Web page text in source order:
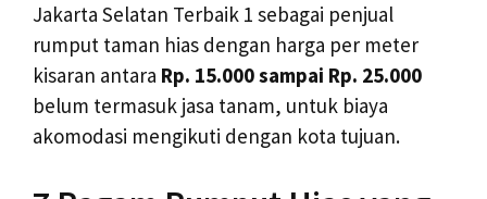
Jakarta Selatan Terbaik 1 sebagai penjual
rumput taman hias dengan harga per meter
kisaran antara Rp. 15.000 sampai Rp. 25.000
belum termasuk jasa tanam, untuk biaya
akomodasi mengikuti dengan kota tujuan.